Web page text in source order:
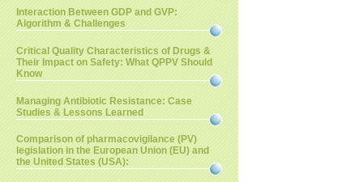
Interaction Between GDP and GVP:
Algorithm & Challenges
Critical Quality Characteristics of Drugs &
Their Impact on Safety: What QPPV Should
Know
Managing Antibiotic Resistance: Case
Studies & Lessons Learned
Comparison of pharmacovigilance (PV)
legislation in the European Union (EU) and
the United States (USA):